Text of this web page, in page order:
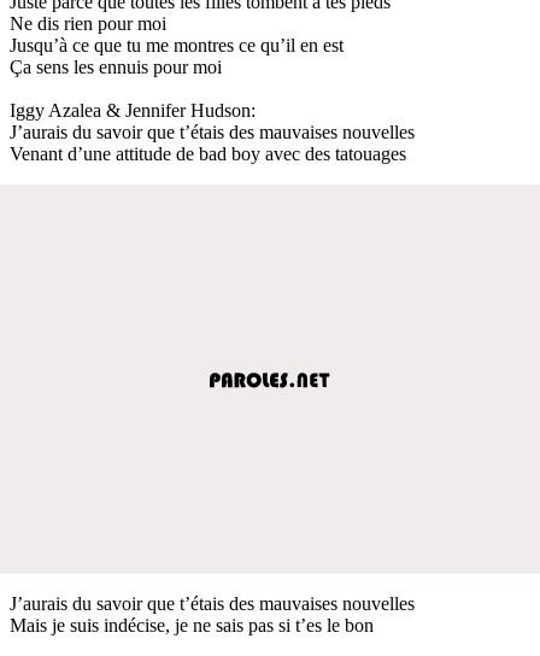
Ne dis rien pour moi
Jusqu’à ce que tu me montres ce qu’il en est
Ça sens les ennuis pour moi
Iggy Azalea & Jennifer Hudson:
J’aurais du savoir que t’étais des mauvaises nouvelles
Venant d’une attitude de bad boy avec des tatouages
J’aurais du savoir que t’étais des mauvaises nouvelles
Mais je suis indécise, je ne sais pas si t’es le bon